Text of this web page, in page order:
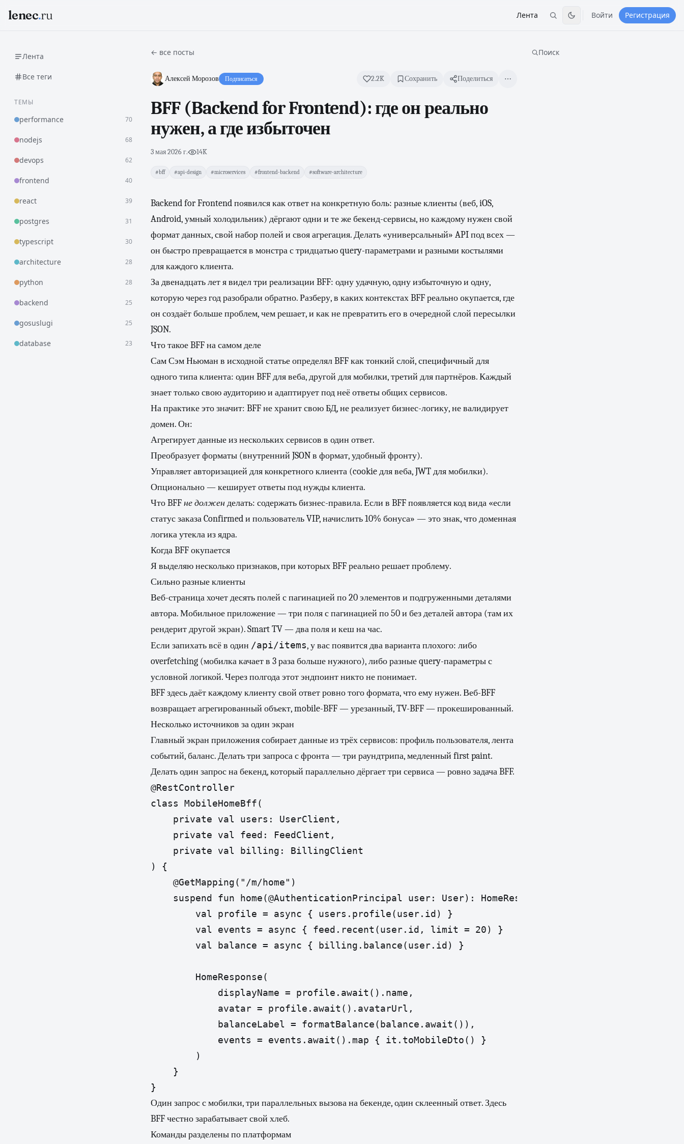
lenec.ru Лента Войти Регистрация
Лента
Все теги
ТЕМЫ
performance 70
nodejs 68
devops 62
frontend 40
react 39
postgres 31
typescript 30
architecture 28
python 28
backend 25
gosuslugi 25
database 23
← все посты
Алексей Морозов Подписаться 2.2K Сохранить Поделиться
BFF (Backend for Frontend): где он реально
нужен, а где избыточен
3 мая 2026 г.· 14K
#bff #api-design #microservices #frontend-backend #software-architecture
Backend for Frontend появился как ответ на конкретную боль: разные клиенты (веб, iOS,
Android, умный холодильник) дёргают одни и те же бекенд-сервисы, но каждому нужен свой
формат данных, свой набор полей и своя агрегация. Делать «универсальный» API под всех —
он быстро превращается в монстра с тридцатью query-параметрами и разными костылями
для каждого клиента.
За двенадцать лет я видел три реализации BFF: одну удачную, одну избыточную и одну,
которую через год разобрали обратно. Разберу, в каких контекстах BFF реально окупается, где
он создаёт больше проблем, чем решает, и как не превратить его в очередной слой пересылки
JSON.
Что такое BFF на самом деле
Сам Сэм Ньюман в исходной статье определял BFF как тонкий слой, специфичный для
одного типа клиента: один BFF для веба, другой для мобилки, третий для партнёров. Каждый
знает только свою аудиторию и адаптирует под неё ответы общих сервисов.
На практике это значит: BFF не хранит свою БД, не реализует бизнес-логику, не валидирует
домен. Он:
Агрегирует данные из нескольких сервисов в один ответ.
Преобразует форматы (внутренний JSON в формат, удобный фронту).
Управляет авторизацией для конкретного клиента (cookie для веба, JWT для мобилки).
Опционально — кеширует ответы под нужды клиента.
Что BFFне долженделать: содержать бизнес-правила. Если в BFF появляется код вида «если
статус заказа Confirmed и пользователь VIP, начислить 10% бонуса» — это знак, что доменная
логика утекла из ядра.
Когда BFF окупается
Я выделяю несколько признаков, при которых BFF реально решает проблему.
Сильно разные клиенты
Веб-страница хочет десять полей с пагинацией по 20 элементов и подгруженными деталями
автора. Мобильное приложение — три поля с пагинацией по 50 и без деталей автора (там их
рендерит другой экран). Smart TV — два поля и кеш на час.
Если запихать всё в один /api/items, у вас появится два варианта плохого: либо
overfetching (мобилка качает в 3 раза больше нужного), либо разные query-параметры с
условной логикой. Через полгода этот эндпоинт никто не понимает.
BFF здесь даёт каждому клиенту свой ответ ровно того формата, что ему нужен. Веб-BFF
возвращает агрегированный объект, mobile-BFF — урезанный, TV-BFF — прокешированный.
Несколько источников за один экран
Главный экран приложения собирает данные из трёх сервисов: профиль пользователя, лента
событий, баланс. Делать три запроса с фронта — три раундтрипа, медленный first paint.
Делать один запрос на бекенд, который параллельно дёргает три сервиса — ровно задача BFF.
@RestController
class MobileHomeBff(
    private val users: UserClient,
    private val feed: FeedClient,
    private val billing: BillingClient
) {
    @GetMapping("/m/home")
    suspend fun home(@AuthenticationPrincipal user: User): HomeResponse = coroutineScope {
        val profile = async { users.profile(user.id) }
        val events = async { feed.recent(user.id, limit = 20) }
        val balance = async { billing.balance(user.id) }
        HomeResponse(
            displayName = profile.await().name,
            avatar = profile.await().avatarUrl,
            balanceLabel = formatBalance(balance.await()),
            events = events.await().map { it.toMobileDto() }
        )
    }
}
Один запрос с мобилки, три параллельных вызова на бекенде, один склеенный ответ. Здесь
BFF честно зарабатывает свой хлеб.
Команды разделены по платформам
Поиск